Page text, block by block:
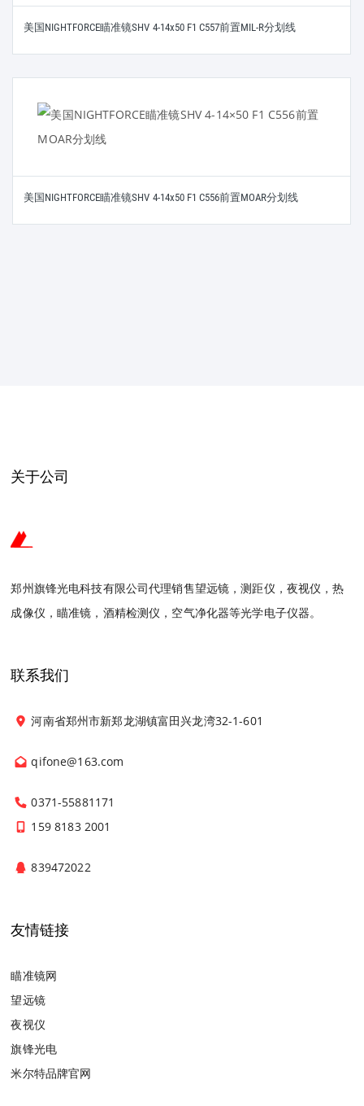
美国NIGHTFORCE瞄准镜SHV 4-14x50 F1 C557前置MIL-R分划线
美国NIGHTFORCE瞄准镜SHV 4-14x50 F1 C556前置MOAR分划线
关于公司
郑州旗锋光电科技有限公司代理销售望远镜，测距仪，夜视仪，热
成像仪，瞄准镜，酒精检测仪，空气净化器等光学电子仪器。
联系我们
河南省郑州市新郑龙湖镇富田兴龙湾32-1-601
qifone@163.com
0371-55881171
159 8183 2001
839472022
友情链接
瞄准镜网
望远镜
夜视仪
旗锋光电
米尔特品牌官网